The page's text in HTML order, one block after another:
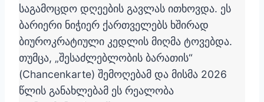
საგამოცდო დღეების გავლას ითხოვდა. ეს
ბარიერი ნიჭიერ ქართველებს ხშირად
ბიუროკრატიული კედლის მიღმა ტოვებდა.
თუმცა, „შესაძლებლობის ბარათის“
(Chancenkarte) შემოღებამ და მისმა 2026
წლის განახლებამ ეს რეალობა